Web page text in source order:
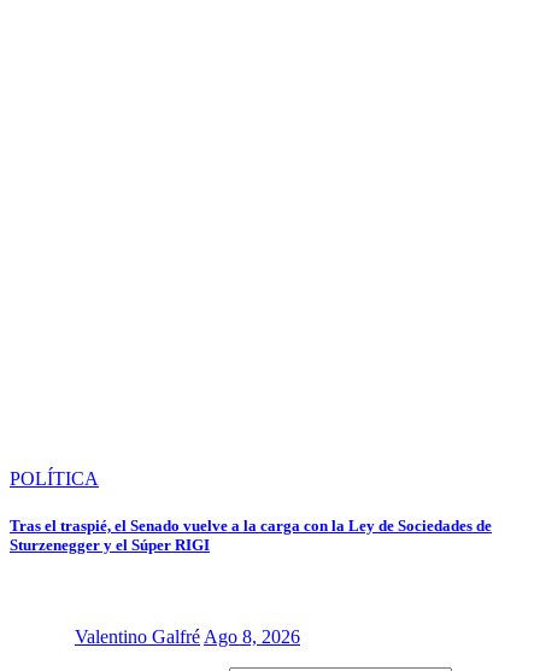
POLÍTICA
Tras el traspié, el Senado vuelve a la carga con la Ley de Sociedades de
Sturzenegger y el Súper RIGI
Valentino Galfré Ago 8, 2026